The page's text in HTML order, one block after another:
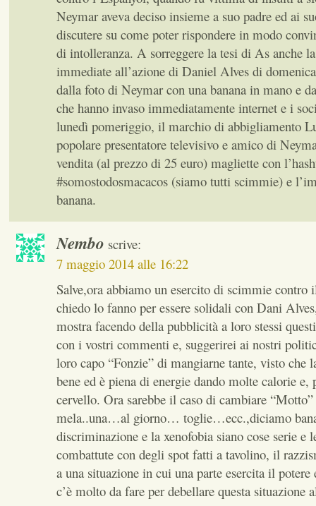
Neymar aveva deciso insieme a suo padre ed ai
discutere su come poter rispondere in modo
di intolleranza. A sorreggere la tesi di As anche
immediate all’azione di Daniel Alves di
dalla foto di Neymar con una banana in mano e
che hanno invaso immediatamente internet e i
lunedì pomeriggio, il marchio di abbigliamento
popolare presentatore televisivo e amico di
vendita (al prezzo di 25 euro) magliette con
#somostodosmacacos (siamo tutti scimmie) e
banana.
Nembo scrive:
7 maggio 2014 alle 16:22
Salve,ora abbiamo un esercito di scimmie contro
chiedo lo fanno per essere solidali con Dani
mostra facendo della pubblicità a loro stessi
con i vostri commenti e, suggerirei ai nostri
loro capo “Fonzie” di mangiarne tante, visto che
bene ed è piena di energie dando molte calorie e,
cervello. Ora sarebbe il caso di cambiare
mela..una…al giorno… toglie…ecc.,diciamo
discriminazione e la xenofobia siano cose serie e
combattute con degli spot fatti a tavolino, il
a una situazione in cui una parte esercita il potere
c’è molto da fare per debellare questa situazione